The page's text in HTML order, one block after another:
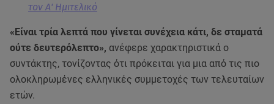
τον Α' Ημιτελικό
«Είναι τρία λεπτά που γίνεται συνέχεια κάτι, δε σταματά
ούτε δευτερόλεπτο», ανέφερε χαρακτηριστικά ο
συντάκτης, τονίζοντας ότι πρόκειται για μια από τις πιο
ολοκληρωμένες ελληνικές συμμετοχές των τελευταίων
ετών.